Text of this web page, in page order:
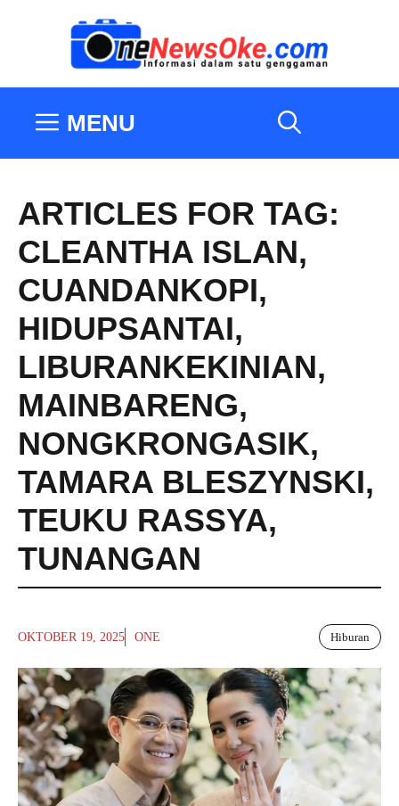
MENU
ARTICLES FOR TAG:
CLEANTHA ISLAN,
CUANDANKOPI,
HIDUPSANTAI,
LIBURANKEKINIAN,
MAINBARENG,
NONGKRONGASIK,
TAMARA BLESZYNSKI,
TEUKU RASSYA,
TUNANGAN
OKTOBER 19, 2025 ONE Hiburan